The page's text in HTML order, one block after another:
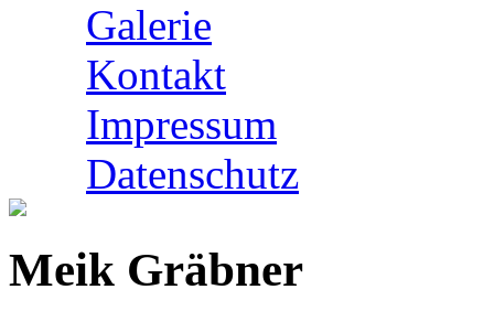
Galerie
Kontakt
Impressum
Datenschutz
Meik Gräbner